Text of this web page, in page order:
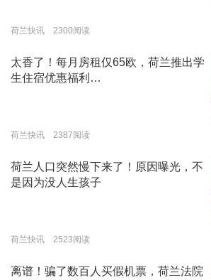
荷兰快讯 2300阅读
太香了！每月房租仅65欧，荷兰推出学
生住宿优惠福利…
荷兰快讯 2387阅读
荷兰人口突然慢下来了！原因曝光，不
是因为没人生孩子
荷兰快讯 2523阅读
离谱！骗了数百人买假机票，荷兰法院